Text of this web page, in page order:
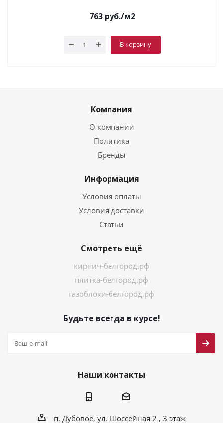
763 руб./м2
В корзину
Компания
О компании
Политика
Бренды
Информация
Условия оплаты
Условия доставки
Статьи
Смотреть ещё
кирпич-белгород.рф
плитка-белгород.рф
газоблоки-белгород.рф
Будьте всегда в курсе!
Наши контакты
п. Дубовое, ул. Шоссейная 2 , 3 этаж